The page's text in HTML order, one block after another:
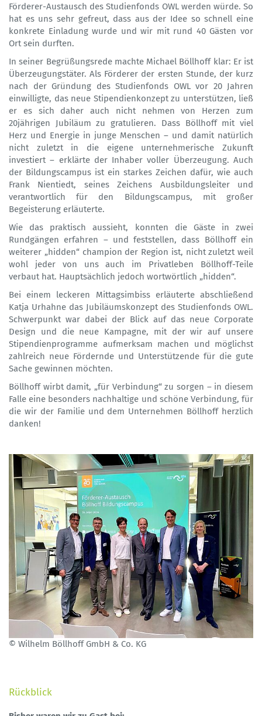
Förderer-Austausch des Studienfonds OWL werden würde. So
hat es uns sehr gefreut, dass aus der Idee so schnell eine
konkrete Einladung wurde und wir mit rund 40 Gästen vor
Ort sein durften.
In seiner Begrüßungsrede machte Michael Böllhoff klar: Er ist
Überzeugungstäter. Als Förderer der ersten Stunde, der kurz
nach der Gründung des Studienfonds OWL vor 20 Jahren
einwilligte, das neue Stipendienkonzept zu unterstützen, ließ
er es sich daher auch nicht nehmen von Herzen zum
20jährigen Jubiläum zu gratulieren. Dass Böllhoff mit viel
Herz und Energie in junge Menschen – und damit natürlich
nicht zuletzt in die eigene unternehmerische Zukunft
investiert – erklärte der Inhaber voller Überzeugung. Auch
der Bildungscampus ist ein starkes Zeichen dafür, wie auch
Frank Nientiedt, seines Zeichens Ausbildungsleiter und
verantwortlich für den Bildungscampus, mit großer
Begeisterung erläuterte.
Wie das praktisch aussieht, konnten die Gäste in zwei
Rundgängen erfahren – und feststellen, dass Böllhoff ein
weiterer „hidden“ champion der Region ist, nicht zuletzt weil
wohl jeder von uns auch im Privatleben Böllhoff-Teile
verbaut hat. Hauptsächlich jedoch wortwörtlich „hidden“.
Bei einem leckeren Mittagsimbiss erläuterte abschließend
Katja Urhahne das Jubiläumskonzept des Studienfonds OWL.
Schwerpunkt war dabei der Blick auf das neue Corporate
Design und die neue Kampagne, mit der wir auf unsere
Stipendienprogramme aufmerksam machen und möglichst
zahlreich neue Fördernde und Unterstützende für die gute
Sache gewinnen möchten.
Böllhoff wirbt damit, „für Verbindung“ zu sorgen – in diesem
Falle eine besonders nachhaltige und schöne Verbindung, für
die wir der Familie und dem Unternehmen Böllhoff herzlich
danken!
© Wilhelm Böllhoff GmbH & Co. KG
Rückblick